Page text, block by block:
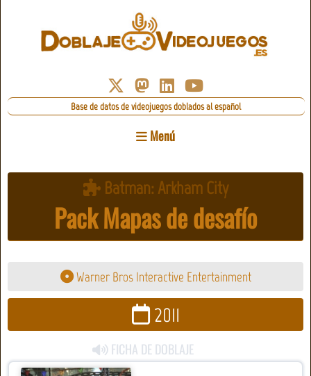
Base de datos de videojuegos doblados al español
Menú
Batman: Arkham City
Pack Mapas de desafío
Warner Bros Interactive Entertainment
2011
FICHA DE DOBLAJE